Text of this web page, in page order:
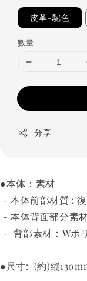
皮革-駝色
數量
分享
●本体：素材
- 本体前部材質 :
- 本体背面部分素
- 背部素材：Wポ
●尺寸: (約)縦